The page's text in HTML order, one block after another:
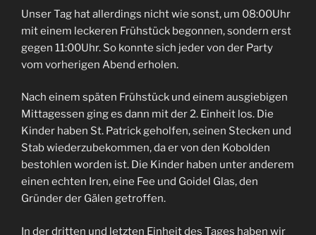
Unser Tag hat allerdings nicht wie sonst, um 08:00Uhr
mit einem leckeren Frühstück begonnen, sondern erst
gegen 11:00Uhr. So konnte sich jeder von der Party
vom vorherigen Abend erholen.
Nach einem späten Frühstück und einem ausgiebigen
Mittagessen ging es dann mit der 2. Einheit los. Die
Kinder haben St. Patrick geholfen, seinen Stecken und
Stab wiederzubekommen, da er von den Kobolden
bestohlen worden ist. Die Kinder haben unter anderem
einen echten Iren, eine Fee und Goidel Glas, den
Gründer der Gälen getroffen.
In der dritten und letzten Einheit des Tages haben wir